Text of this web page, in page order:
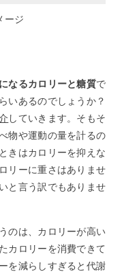
なるカロリーと糖質で
いあるのでしょうか？
していきます。そもそ
物や運動の量を計るの
きはカロリーを抑えな
リーに重さはありませ
と言う訳でもありませ
のは、カロリーが高い
カロリーを消費できて
を減らしすぎると代謝